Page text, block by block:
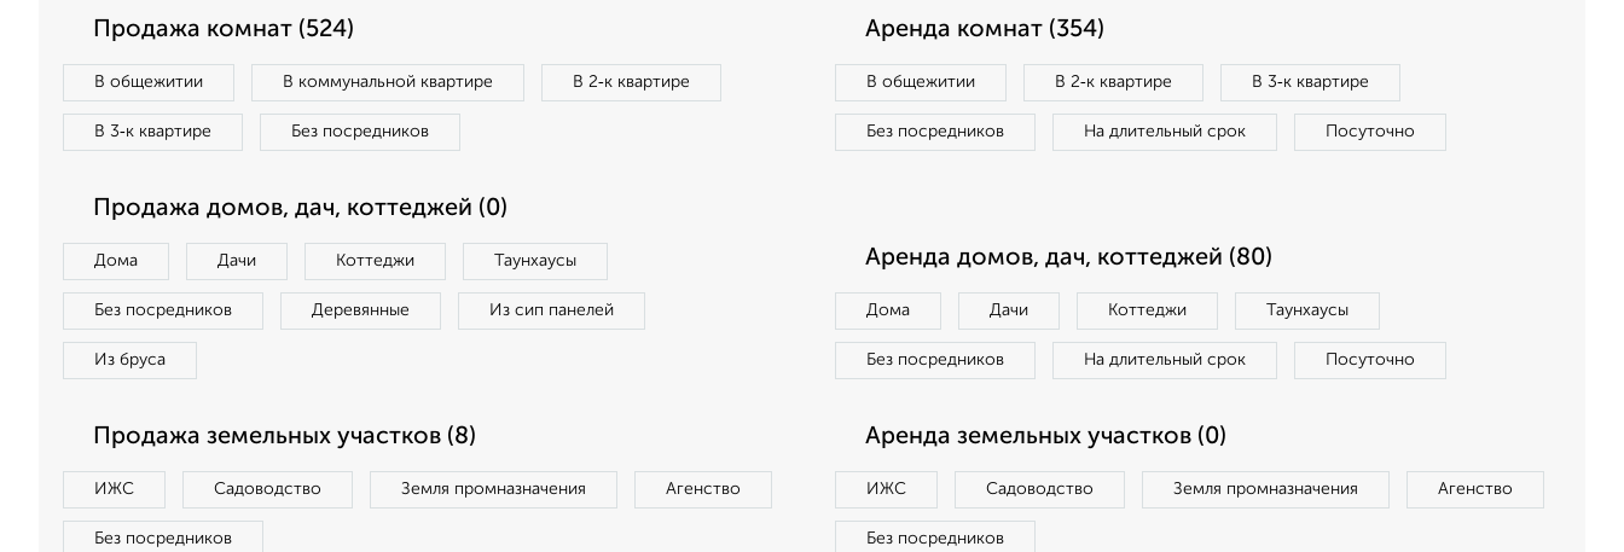
Продажа комнат (524)
В общежитии В коммунальной квартире В 2‑к квартире
В 3‑к квартире Без посредников
Аренда комнат (354)
В общежитии В 2‑к квартире В 3‑к квартире
Без посредников На длительный срок Посуточно
Продажа домов, дач, коттеджей (0)
Дома Дачи Коттеджи Таунхаусы
Без посредников Деревянные Из сип панелей
Из бруса
Аренда домов, дач, коттеджей (80)
Дома Дачи Коттеджи Таунхаусы
Без посредников На длительный срок Посуточно
Продажа земельных участков (8)
ИЖС Садоводство Земля промназначения Агенство
Без посредников
Аренда земельных участков (0)
ИЖС Садоводство Земля промназначения Агенство
Без посредников